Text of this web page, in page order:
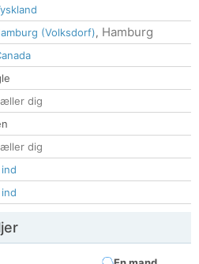
(Volksdorf), Hamburg
dig
dig